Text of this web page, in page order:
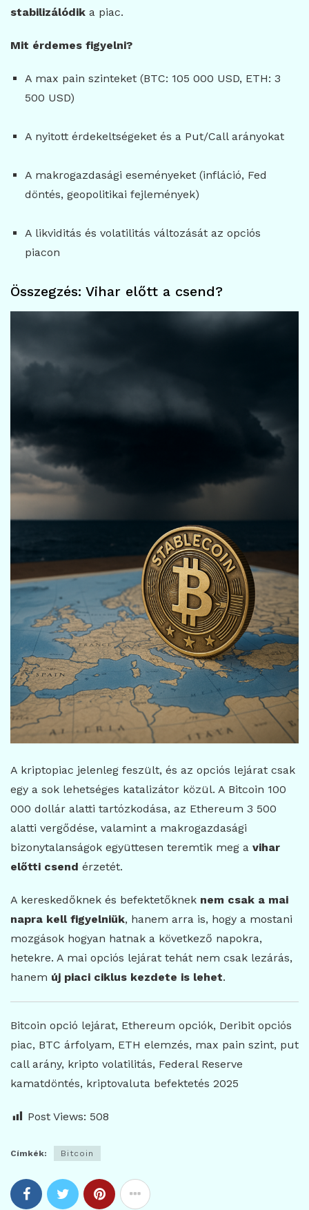
stabilizálódik a piac.
Mit érdemes figyelni?
A max pain szinteket (BTC: 105 000 USD, ETH: 3
500 USD)
A nyitott érdekeltségeket és a Put/Call arányokat
A makrogazdasági eseményeket (infláció, Fed
döntés, geopolitikai fejlemények)
A likviditás és volatilitás változását az opciós
piacon
Összegzés: Vihar előtt a csend?
A kriptopiac jelenleg feszült, és az opciós lejárat csak
egy a sok lehetséges katalizátor közül. A Bitcoin 100
000 dollár alatti tartózkodása, az Ethereum 3 500
alatti vergődése, valamint a makrogazdasági
bizonytalanságok együttesen teremtik meg a vihar
előtti csend érzetét.
A kereskedőknek és befektetőknek nem csak a mai
napra kell figyelniük, hanem arra is, hogy a mostani
mozgások hogyan hatnak a következő napokra,
hetekre. A mai opciós lejárat tehát nem csak lezárás,
hanem új piaci ciklus kezdete is lehet.
Bitcoin opció lejárat, Ethereum opciók, Deribit opciós
piac, BTC árfolyam, ETH elemzés, max pain szint, put
call arány, kripto volatilitás, Federal Reserve
kamatdöntés, kriptovaluta befektetés 2025
Post Views: 508
Címkék: Bitcoin